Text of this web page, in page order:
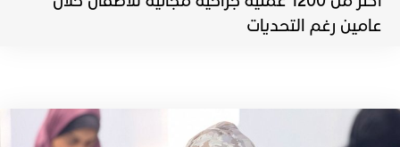
عامين رغم التحديات